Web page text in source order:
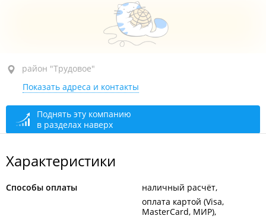
район "Трудовое", ул. Лермонтова, 33
1-й этаж
закрыто, откроется в 08:00
район "Трудовое"
Показать адреса и контакты
Поднять эту компанию
в разделах наверх
Характеристики
Способы оплаты
наличный расчёт
оплата картой (Visa,
MasterCard, МИР)